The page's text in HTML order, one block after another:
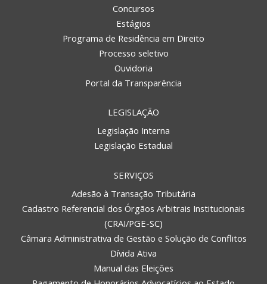
Concursos
Estágios
Programa de Residência em Direito
Processo seletivo
Ouvidoria
Portal da Transparência
LEGISLAÇÃO
Legislação Interna
Legislação Estadual
SERVIÇOS
Adesão à Transação Tributária
Cadastro Referencial dos Órgãos Arbitrais Institucionais
(CRAI/PGE-SC)
Câmara Administrativa de Gestão e Solução de Conflitos
Dívida Ativa
Manual das Eleições